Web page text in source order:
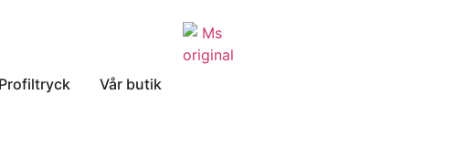
Profiltryck Vår butik